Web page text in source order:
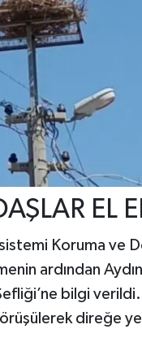
EL
Koruma ve
ardından
bilgi
direğe